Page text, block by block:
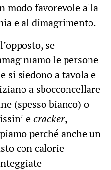
modo favorevole alla
e al dimagrimento.
se
le persone
si siedono a tavola e
a sbocconcellare
(spesso bianco) o
ecracker,
perché anche un
con calorie